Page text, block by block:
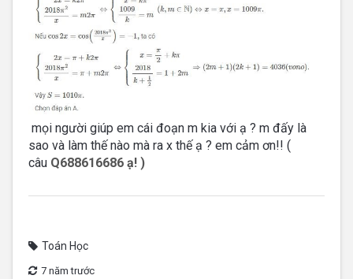
mọi người giúp em cái đoạn m kia với ạ ? m đấy là
sao và làm thế nào mà ra x thế ạ ? em cảm ơn!! (
câu Q688616686 ạ! )
Toán Học
7 năm trước